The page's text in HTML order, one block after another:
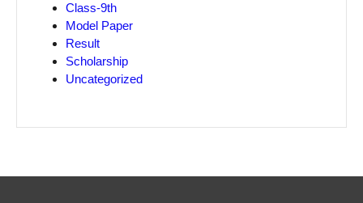
Class-9th
Model Paper
Result
Scholarship
Uncategorized